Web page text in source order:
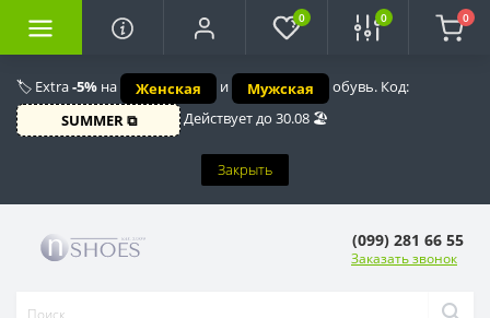
🏷️ Extra-5% на Женская и Мужская
обувь. Код:
SUMMER ⧉
Действует до 30.08 🏖️
Закрыть
0 0 0
(099) 281 66 55
Заказать звонок